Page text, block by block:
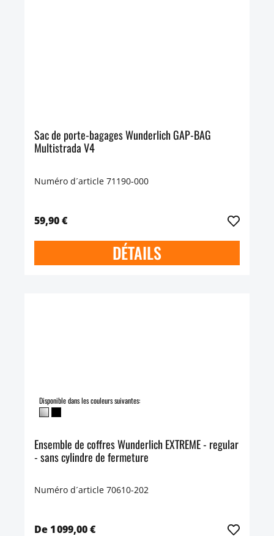
Sac de porte-bagages Wunderlich GAP-BAG
Multistrada V4
Numéro d´article 71190-000
59,90 €
DÉTAILS
Disponible dans les couleurs suivantes:
Ensemble de coffres Wunderlich EXTREME - regular
- sans cylindre de fermeture
Numéro d´article 70610-202
De 1 099,00 €